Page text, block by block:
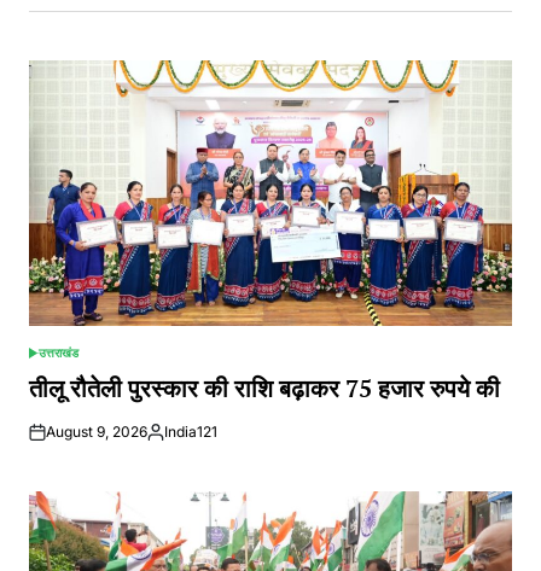
POSTED
IN
उत्तराखंड
तीलू रौतेली पुरस्कार की राशि बढ़ाकर 75 हजार रुपये की
August 9, 2026Posted
India121